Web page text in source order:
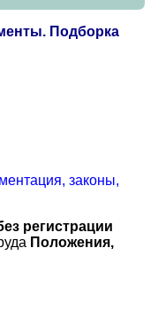
Подборка
законы,
регистрации
Положения,